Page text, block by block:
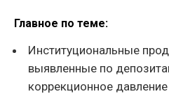
Главное по теме:
Институциональные
выявленные по
коррекционное